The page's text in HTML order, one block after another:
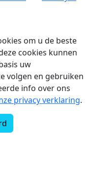
om u de beste
cookies kunnen
uw
volgen en gebruiken
info over ons
privacy verklaring.